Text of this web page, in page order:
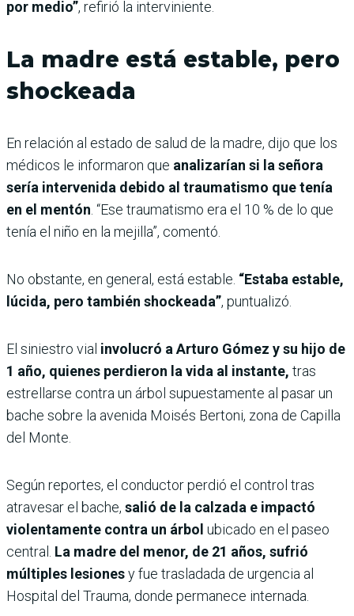
por medio”, refirió la interviniente.
La madre está estable, pero
shockeada
En relación al estado de salud de la madre, dijo que los
médicos le informaron que analizarían si la señora
sería intervenida debido al traumatismo que tenía
en el mentón . “Ese traumatismo era el 10 % de lo que
tenía el niño en la mejilla”, comentó.
No obstante, en general, está estable. “Estaba estable,
lúcida, pero también shockeada”, puntualizó.
El siniestro vial involucró a Arturo Gómez y su hijo de
1 año, quienes perdieron la vida al instante, tras
estrellarse contra un árbol supuestamente al pasar un
bache sobre la avenida Moisés Bertoni, zona de Capilla
del Monte.
Según reportes, el conductor perdió el control tras
atravesar el bache, salió de la calzada e impactó
violentamente contra un árbol ubicado en el paseo
central.
La madre del menor, de 21 años, sufrió
múltiples lesionesy fue trasladada de urgencia al
Hospital del Trauma, donde permanece internada.